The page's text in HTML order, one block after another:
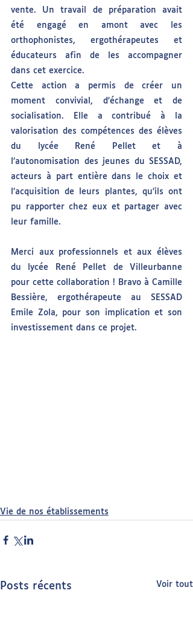
vente. Un travail de préparation avait
été engagé en amont avec les
orthophonistes, ergothérapeutes et
éducateurs afin de les accompagner
dans cet exercice.
Cette action a permis de créer un
moment convivial, d’échange et de
socialisation. Elle a contribué à la
valorisation des compétences des élèves
du lycée René Pellet et à
l’autonomisation des jeunes du SESSAD,
acteurs à part entière dans le choix et
l’acquisition de leurs plantes, qu’ils ont
pu rapporter chez eux et partager avec
leur famille.
Merci aux professionnels et aux élèves
du lycée René Pellet de Villeurbanne
pour cette collaboration ! Bravo à Camille
Bessière, ergothérapeute au SESSAD
Emile Zola, pour son implication et son
investissement dans ce projet.
Vie de nos établissements
Posts récents Voir tout